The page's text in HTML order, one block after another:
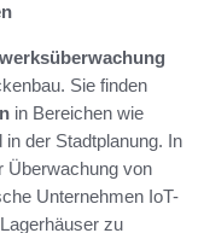
Sie finden
in Bereichen wie
der Stadtplanung. In
Überwachung von
Unternehmen IoT-
zu